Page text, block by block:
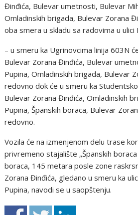
Đinđića, Bulevar umetnosti, Bulevar
Omladinskih brigada, Bulevar Zorana
oba smera u skladu sa radovima u
– u smeru ka Ugrinovcima linija 603N
Bulevar Zorana Đinđića, Bulevar
Pupina, Omladinskih brigada, Bulevar
redovno dok će u smeru ka
Bulevar Zorana Đinđića, Omladinskih
Pupina, Španskih boraca, Bulevar
redovno.
Vozila će na izmenjenom delu trase
privremeno stajalište „Španskih boraca
boraca, 145 metara posle zone
Zorana Đinđića, gledano u smeru ka
Pupina, navodi se u saopštenju.